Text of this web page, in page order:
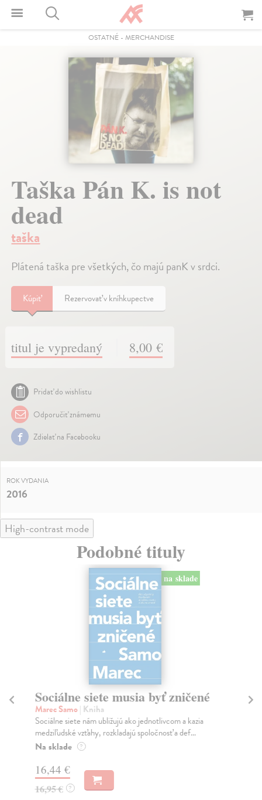
OSTATNÉ- MERCHANDISE
Taška Pán K. is not
dead
taška
Plátená taška pre všetkých, čo majú panK v srdci.
Kúpiť Rezervovať v kníhkupectve
titul je vypredaný 8,00 €
Pridať do wishlistu
Odporučiť známemu
Zdielať na Facebooku
ROK VYDANIA
2016
High-contrast mode
Podobné tituly
na sklade
Sociálne siete musia byť zničené
Marec Samo| Kniha
Sociálne siete nám ubližujú ako jednotlivcom a kazia
medziľudské vzťahy, rozkladajú spoločnosť a def...
Na sklade ?
16,44 €
16,95 € ?